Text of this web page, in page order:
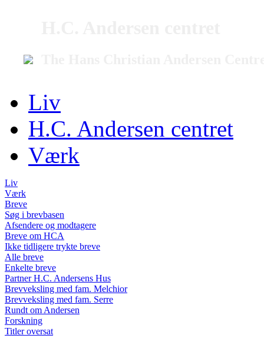
Liv
H.C. Andersen centret
Værk
Liv
Værk
Breve
Søg i brevbasen
Afsendere og modtagere
Breve om HCA
Ikke tidligere trykte breve
Alle breve
Enkelte breve
Partner H.C. Andersens Hus
Brevveksling med fam. Melchior
Brevveksling med fam. Serre
Rundt om Andersen
Forskning
Titler oversat